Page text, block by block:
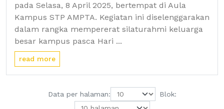
pada Selasa, 8 April 2025, bertempat di Aula
Kampus STP AMPTA. Kegiatan ini diselenggarakan
dalam rangka mempererat silaturahmi keluarga
besar kampus pasca Hari ...
read more
Data per halaman: Blok: